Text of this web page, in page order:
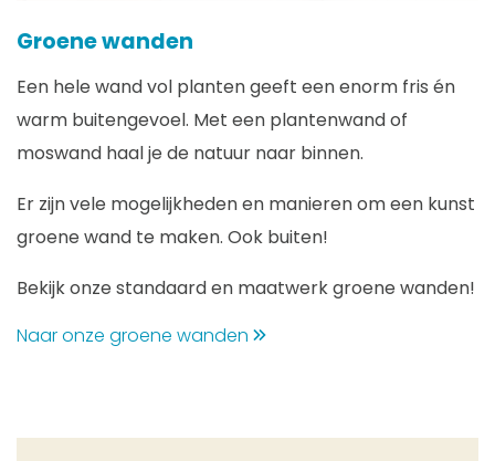
Groene wanden
Een hele wand vol planten geeft een enorm fris én
warm buitengevoel. Met een plantenwand of
moswand haal je de natuur naar binnen.
Er zijn vele mogelijkheden en manieren om een kunst
groene wand te maken. Ook buiten!
Bekijk onze standaard en maatwerk groene wanden!
Naar onze groene wanden